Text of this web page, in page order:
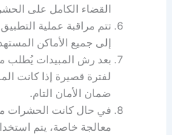
القضاء الكامل على
تتم مراقبة عملية
إلى جميع الأماكن
بعد رش المبيدات يُطلب
لفترة قصيرة إذا كانت
ضمان الأمان التام.
في حال كانت الحشرات من
معالجة خاصة، يتم